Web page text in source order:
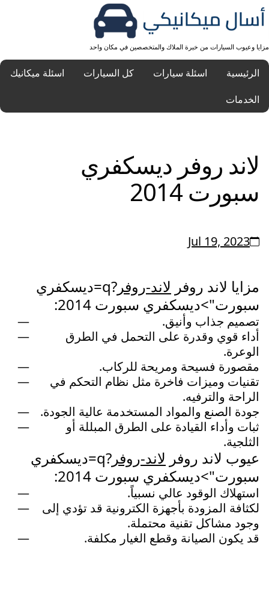
مزايا وعيوب السيارات من خبرة الملاك والمتخصصين في مكان واحد
الرئيسية اسئلة سيارات كل السيارات
اسئلة ميكانيك
الخدمات
لاند روفر ديسكفري
سبورت 2014
Jul 19, 2023
مزايا لاند روفر لاند-روفر
?q=ديسكفري
سبورت">ديسكفري سبورت 2014:
تصميم جذاب وأنيق.
أداء قوي وقدرة على التحمل في الطرق
الوعرة.
مقصورة فسيحة ومريحة للركاب.
تقنيات وميزات فاخرة مثل نظام التحكم في
الراحة والترفيه.
جودة الصنع والمواد المستخدمة عالية الجودة.
ثبات وأداء القيادة على الطرق المبللة أو
الثلجية.
عيوب لاند روفر لاند-روفر
?q=ديسكفري
سبورت">ديسكفري سبورت 2014:
استهلاك الوقود عالي نسبياً.
لكثافة المزودة بأجهزة الكترونية قد تؤدي إلى
وجود مشاكل تقنية محتملة.
قد يكون الصيانة وقطع الغيار مكلفة.